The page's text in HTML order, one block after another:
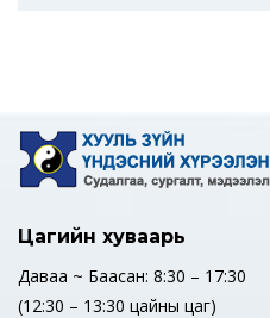
Цагийн хуваарь
Даваа ~ Баасан: 8:30 – 17:30
(12:30 – 13:30 цайны цаг)